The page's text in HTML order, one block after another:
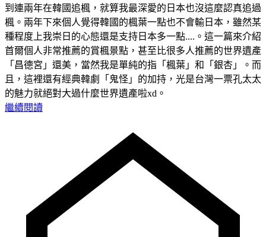
到連兩年在韓國追楓，就算我最深愛的日本也沒這麼認真追過
楓。兩年下來個人覺得韓國的楓葉一點也不會輸日本，雖然某
種程度上我崇日的心態還是支持日本多一點....。這一篇來介紹
首爾個人非常推薦的賞楓景點，甚至比很多人推薦的世界遺產
「昌德宮」還美，當然我是單純的指「楓葉」和「銀杏」。而
且，這裡還有經典韓劇「鬼怪」的加持，光是台灣一票孔太太
的魅力就絕對大過什麼世界遺產啦xd。
繼續閱讀